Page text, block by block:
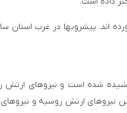
اند. پیشرویها در غرب استان
کشیده شده است و نیروهای ارتش
نیروهای ارتش روسیه و